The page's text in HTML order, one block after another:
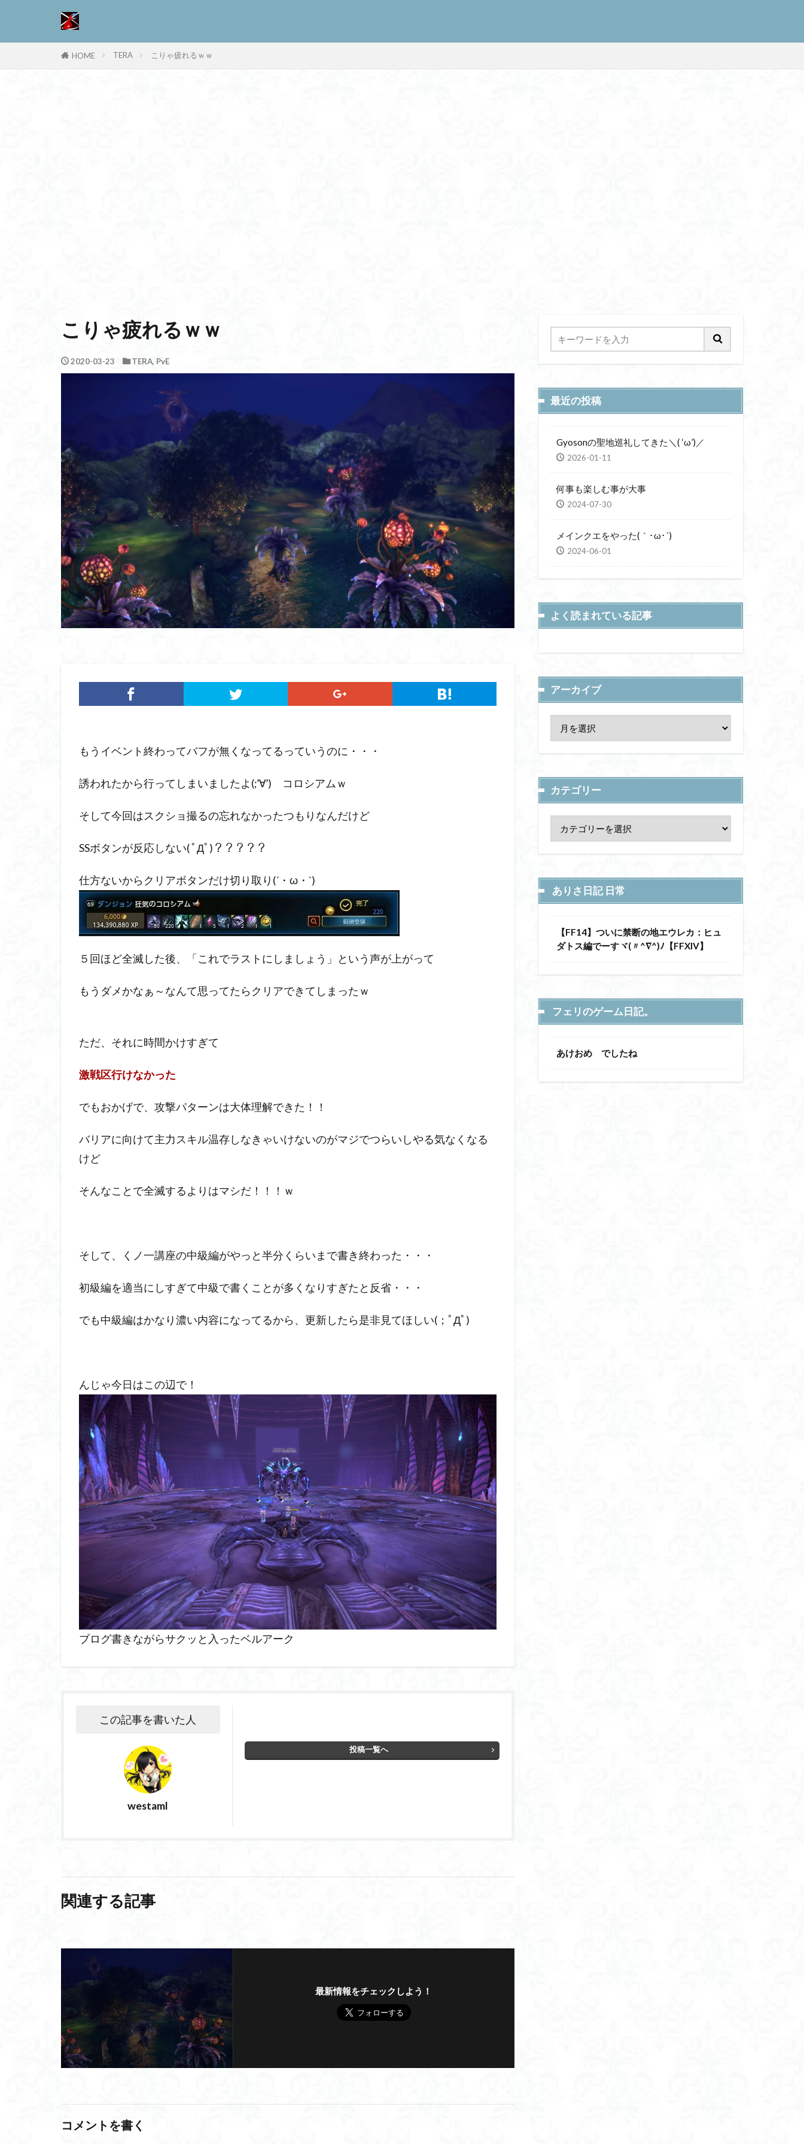
HOME TERA こりゃ疲れるｗｗ
こりゃ疲れるｗｗ
2020-03-23 TERA, PvE
もうイベント終わってバフが無くなってるっていうのに・・・
誘われたから行ってしまいましたよ(;’∀’) コロシアムｗ
そして今回はスクショ撮るの忘れなかったつもりなんだけど
SSボタンが反応しない( ﾟДﾟ)？？？？？
仕方ないからクリアボタンだけ切り取り(´・ω・`)
５回ほど全滅した後、「これでラストにしましょう」という声が上がって
もうダメかなぁ～なんて思ってたらクリアできてしまったｗ
ただ、それに時間かけすぎて
激戦区行けなかった
でもおかげで、攻撃パターンは大体理解できた！！
バリアに向けて主力スキル温存しなきゃいけないのがマジでつらいしやる気なくなる
けど
そんなことで全滅するよりはマシだ！！！ｗ
そして、くノ一講座の中級編がやっと半分くらいまで書き終わった・・・
初級編を適当にしすぎて中級で書くことが多くなりすぎたと反省・・・
でも中級編はかなり濃い内容になってるから、更新したら是非見てほしい(；ﾟДﾟ)
んじゃ今日はこの辺で！
ブログ書きながらサクッと入ったベルアーク
この記事を書いた人
westaml
投稿一覧へ
関連する記事
最新情報をチェックしよう！
コメントを書く
最近の投稿
Gyosonの聖地巡礼してきた＼( ‘ω’)／
2026-01-11
何事も楽しむ事が大事
2024-07-30
メインクエをやった(｀･ω･´)
2024-06-01
よく読まれている記事
アーカイブ
カテゴリー
ありさ日記 日常
【FF14】ついに禁断の地エウレカ：ヒュ
ダトス編でーすヾ(〃^∇^)ﾉ【FFXIV】
フェリのゲーム日記。
あけおめ でしたね